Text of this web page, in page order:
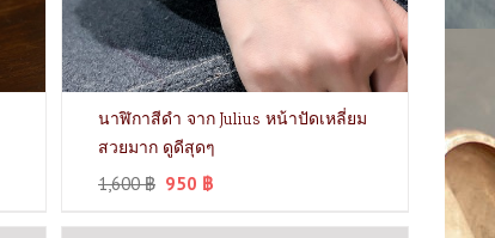
นาฬิกาสีดำ จาก Julius หน้าปัดเหลี่ยม
สวยมาก ดูดีสุดๆ
1,600฿ 950 ฿